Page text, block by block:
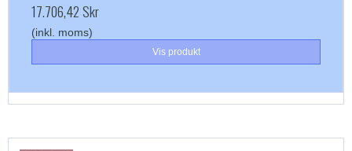
17.706,42 Skr
(inkl. moms)
Vis produkt